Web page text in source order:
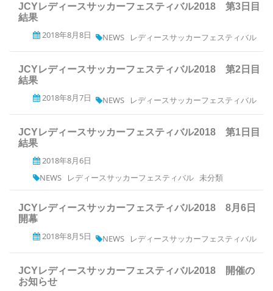
JCYレディースサッカーフェスティバル2018 第3日目
結果
2018年8月8日 NEWS レディースサッカーフェスティバル
JCYレディースサッカーフェスティバル2018 第2日目
結果
2018年8月7日 NEWS レディースサッカーフェスティバル
JCYレディースサッカーフェスティバル2018 第1日目
結果
2018年8月6日
NEWS
レディースサッカーフェスティバル 未分類
JCYレディースサッカーフェスティバル2018 8月6日
開幕
2018年8月5日 NEWS レディースサッカーフェスティバル
JCYレディースサッカーフェスティバル2018 開催の
お知らせ